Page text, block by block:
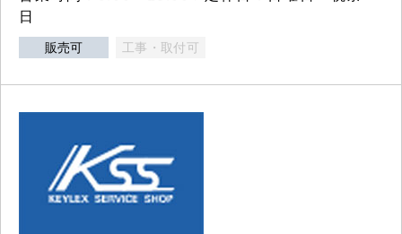
日
販売可 工事・取付可